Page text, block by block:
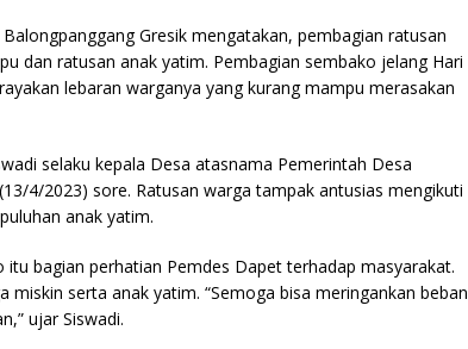
Gresik mengatakan, pembagian ratusan
dan ratusan anak yatim. Pembagian sembako jelang Hari
lebaran warganya yang kurang mampu merasakan
selaku kepala Desa atasnama Pemerintah Desa
4/2023) sore. Ratusan warga tampak antusias mengikuti
anak yatim.
bagian perhatian Pemdes Dapet terhadap masyarakat.
miskin serta anak yatim. “Semoga bisa meringankan beban
ujar Siswadi.